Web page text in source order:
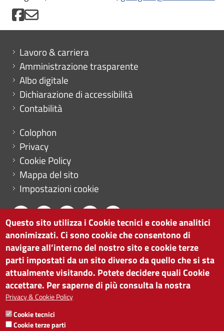
Mini menu di servizio
Lavoro & carriera
Amministrazione trasparente
Albo digitale
Dichiarazione di accessibilità
Contabilità
Menu footer
Colophon
Privacy
Cookie Policy
Mappa del sito
Impostazioni cookie
CAMERA DI COMMERCIO DI BOLZANO
via Alto Adige 60 | I-39100 Bolzano
tel. 0471 945 511 |info@camcom.bz.it
Partita IVA: 00376420212
ISTITUTO PER LA PROMOZIONE DELLO
SVILUPPO ECONOMICO
Partita IVA: 01716880214
Questo sito utilizza i Cookie tecnici e cookie analitici
anonimizzati. Ci sono cookie che consentono di
navigare all’interno del nostro sito e cookie terze
parti impostati da un sito diverso da quello che si sta
attualmente visitando. Potete decidere quali Cookie
accettare. Per saperne di più consulta la nostra
Privacy & Cookie Policy
Cookie tecnici
Cookie terze parti